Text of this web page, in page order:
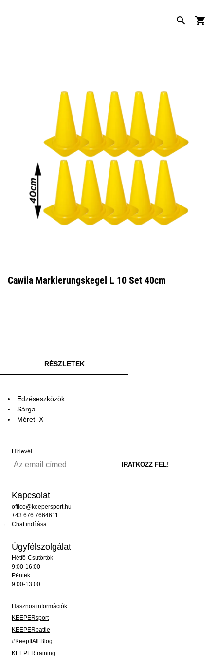
Cawila Markierungskegel L 10 Set 40cm
RÉSZLETEK
Edzéseszközök
Sárga
Méret: X
Hírlevél
Kapcsolat
office@keepersport.hu
+43 676 7664611
Chat indítása
Ügyfélszolgálat
Hétfő-Csütörtök
9:00-16:00
Péntek
9:00-13:00
Hasznos információk
KEEPERsport
KEEPERbattle
#KeepItAll Blog
KEEPERtraining